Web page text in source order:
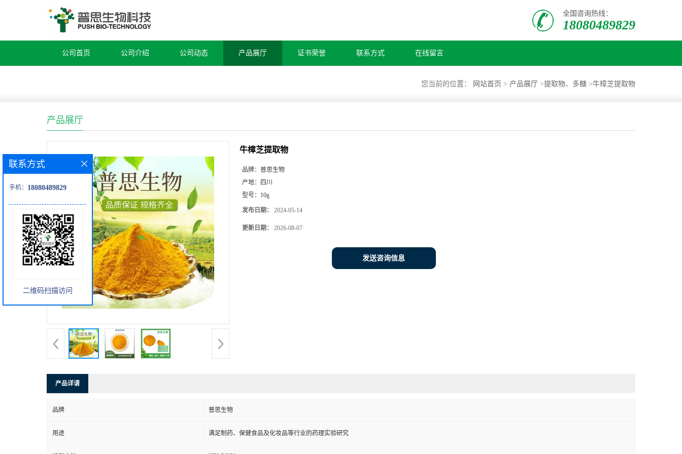
全国咨询热线：
18080489829
公司首页 公司介绍 公司动态 产品展厅 证书荣誉 联系方式 在线留言
您当前的位置： 网站首页 > 产品展厅 >提取物、多糖 >牛樟芝提取物
产品展厅
牛樟芝提取物
品牌： 普思生物
产地：
四川
型号： 10g
发布日期： 2024-05-14
更新日期： 2026-08-07
发送咨询信息
产品详请
品牌 普思生物
用途 满足制药、保健食品及化妆品等行业的药理实验研究
联系方式
手机： 18080489829
二维码扫描访问